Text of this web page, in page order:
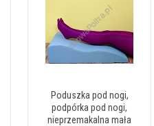
Poduszka pod nogi,
podpórka pod nogi,
nieprzemakalna mała